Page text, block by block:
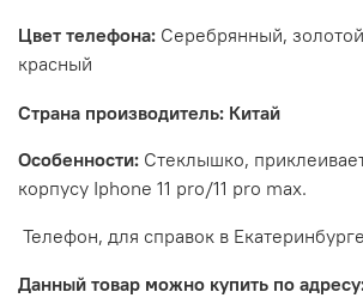
Цвет телефона: Серебрянный,
красный
Страна производитель: Китай
Особенности: Стеклышко,
корпусу Iphone 11 pro/11 pro max.
Телефон, для справок в
Данный товар можно купить по